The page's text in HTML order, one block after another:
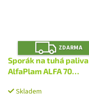
Z
D
A
R
M
ZDARMA
Sporák na tuhá paliva
AlfaPlam ALFA 70
Skladem